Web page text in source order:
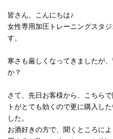
皆さん、こんにちは♪
女性専用加圧トレーニングスタ
す。
寒さも厳しくなってきましたが
か？
さて、先日お客様から、こちら
トがとても効くので更に購入し
した。
お酒好きの方で、聞くところに